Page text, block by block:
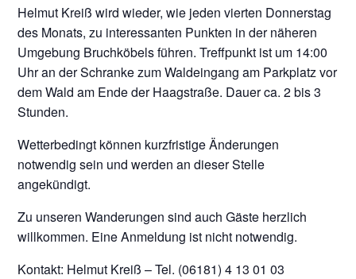
Helmut Kreiß wird wieder, wie jeden vierten Donnerstag
des Monats, zu interessanten Punkten in der näheren
Umgebung Bruchköbels führen. Treffpunkt ist um 14:00
Uhr an der Schranke zum Waldeingang am Parkplatz vor
dem Wald am Ende der Haagstraße. Dauer ca. 2 bis 3
Stunden.
Wetterbedingt können kurzfristige Änderungen
notwendig sein und werden an dieser Stelle
angekündigt.
Zu unseren Wanderungen sind auch Gäste herzlich
willkommen. Eine Anmeldung ist nicht notwendig.
Kontakt: Helmut Kreiß – Tel. (06181) 4 13 01 03